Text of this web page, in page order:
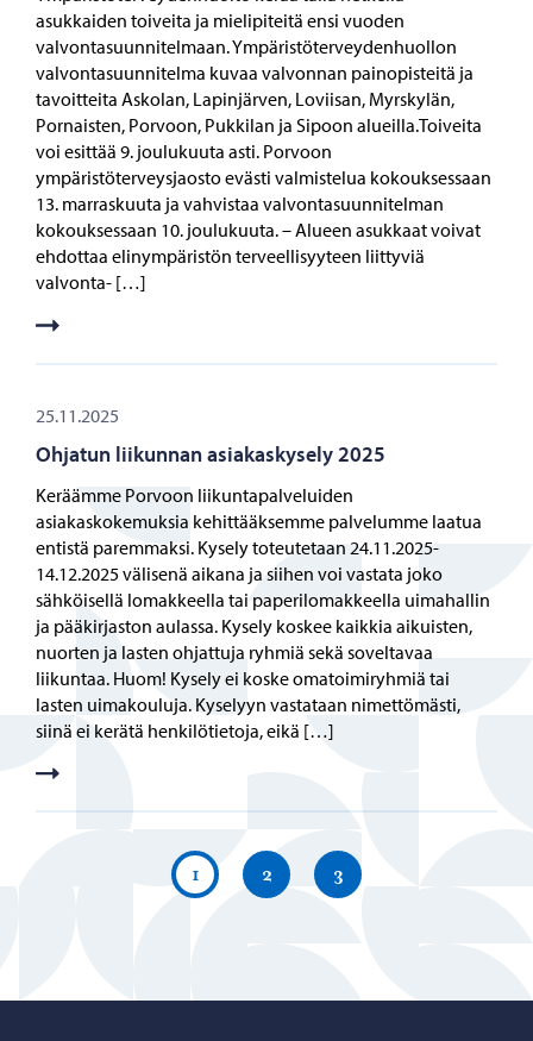
asukkaiden toiveita ja mielipiteitä ensi vuoden
valvontasuunnitelmaan. Ympäristöterveydenhuollon
valvontasuunnitelma kuvaa valvonnan painopisteitä ja
tavoitteita Askolan, Lapinjärven, Loviisan, Myrskylän,
Pornaisten, Porvoon, Pukkilan ja Sipoon alueilla.Toiveita
voi esittää 9. joulukuuta asti. Porvoon
ympäristöterveysjaosto evästi valmistelua kokouksessaan
13. marraskuuta ja vahvistaa valvontasuunnitelman
kokouksessaan 10. joulukuuta. – Alueen asukkaat voivat
ehdottaa elinympäristön terveellisyyteen liittyviä
valvonta- […]
25.11.2025
Ohjatun liikunnan asiakaskysely 2025
Keräämme Porvoon liikuntapalveluiden
asiakaskokemuksia kehittääksemme palvelumme laatua
entistä paremmaksi. Kysely toteutetaan 24.11.2025-
14.12.2025 välisenä aikana ja siihen voi vastata joko
sähköisellä lomakkeella tai paperilomakkeella uimahallin
ja pääkirjaston aulassa. Kysely koskee kaikkia aikuisten,
nuorten ja lasten ohjattuja ryhmiä sekä soveltavaa
liikuntaa. Huom! Kysely ei koske omatoimiryhmiä tai
lasten uimakouluja. Kyselyyn vastataan nimettömästi,
siinä ei kerätä henkilötietoja, eikä […]
1 2 3